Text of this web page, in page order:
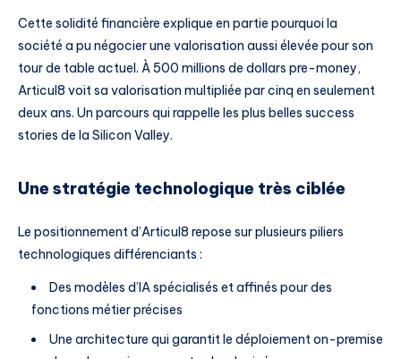
Cette solidité financière explique en partie pourquoi la
société a pu négocier une valorisation aussi élevée pour son
tour de table actuel. À 500 millions de dollars pre-money,
Articul8 voit sa valorisation multipliée par cinq en seulement
deux ans. Un parcours qui rappelle les plus belles success
stories de la Silicon Valley.
Une stratégie technologique très ciblée
Le positionnement d’Articul8 repose sur plusieurs piliers
technologiques différenciants :
Des modèles d’IA spécialisés et affinés pour des
fonctions métier précises
Une architecture qui garantit le déploiement on-premise